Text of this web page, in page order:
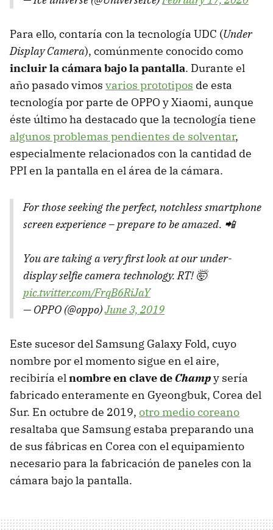
Para ello, contaría con la tecnología UDC (Under
Display Camera), comúnmente conocido como
incluir la cámara bajo la pantalla. Durante el
año pasado vimos varios prototipos de esta
tecnología por parte de OPPO y Xiaomi, aunque
éste último ha destacado que la tecnología tiene
algunos problemas pendientes de solventar,
especialmente relacionados con la cantidad de
PPI en la pantalla en el área de la cámara.
For those seeking the perfect, notchless smartphone
screen experience – prepare to be amazed. 📲
You are taking a very first look at our under-
display selfie camera technology. RT! 🤯
pic.twitter.com/FrqB6RiJaY
— OPPO (@oppo)June 3, 2019
Este sucesor del Samsung Galaxy Fold, cuyo
nombre por el momento sigue en el aire,
recibiría elnombre en clave deChampy sería
fabricado enteramente en Gyeongbuk, Corea del
Sur. En octubre de 2019, otro medio coreano
resaltaba que Samsung estaba preparando una
de sus fábricas en Corea con el equipamiento
necesario para la fabricación de paneles con la
cámara bajo la pantalla.